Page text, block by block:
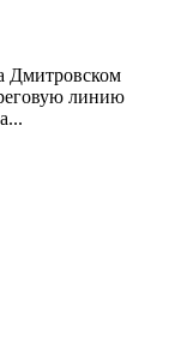
Дмитровском
линию